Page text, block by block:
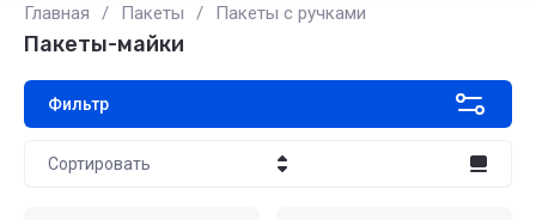
Главная / Пакеты / Пакеты с ручками
Пакеты-майки
Фильтр
Сортировать